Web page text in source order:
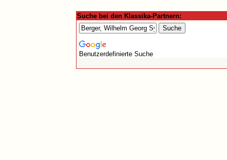
Suche bei den Klassika-Partnern:
Benutzerdefinierte Suche